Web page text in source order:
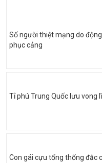
Số người thiệt mạng do
phục cảng
Tỉ phú Trung Quốc lưu vong
Con gái cựu tổng thống đắc